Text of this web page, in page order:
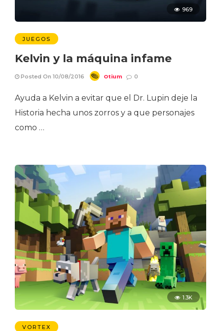
969
JUEGOS
Kelvin y la máquina infame
Posted On 10/08/2016 Otium 0
Ayuda a Kelvin a evitar que el Dr. Lupin deje la
Historia hecha unos zorros y a que personajes
como …
1.3K
VORTEX